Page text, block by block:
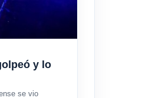
y lo
se vio